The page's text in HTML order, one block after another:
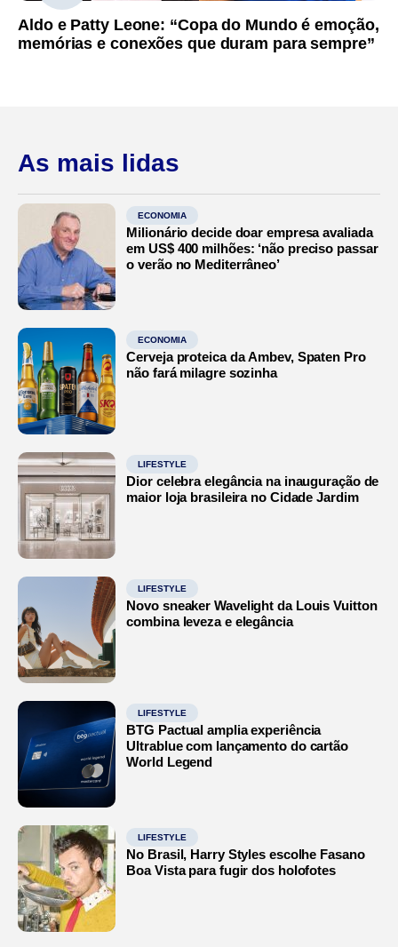
Aldo e Patty Leone: “Copa do Mundo é emoção,
memórias e conexões que duram para sempre”
As mais lidas
ECONOMIA
Milionário decide doar empresa avaliada
em US$ 400 milhões: ‘não preciso passar
o verão no Mediterrâneo’
ECONOMIA
Cerveja proteica da Ambev, Spaten Pro
não fará milagre sozinha
LIFESTYLE
Dior celebra elegância na inauguração de
maior loja brasileira no Cidade Jardim
LIFESTYLE
Novo sneaker Wavelight da Louis Vuitton
combina leveza e elegância
LIFESTYLE
BTG Pactual amplia experiência
Ultrablue com lançamento do cartão
World Legend
LIFESTYLE
No Brasil, Harry Styles escolhe Fasano
Boa Vista para fugir dos holofotes